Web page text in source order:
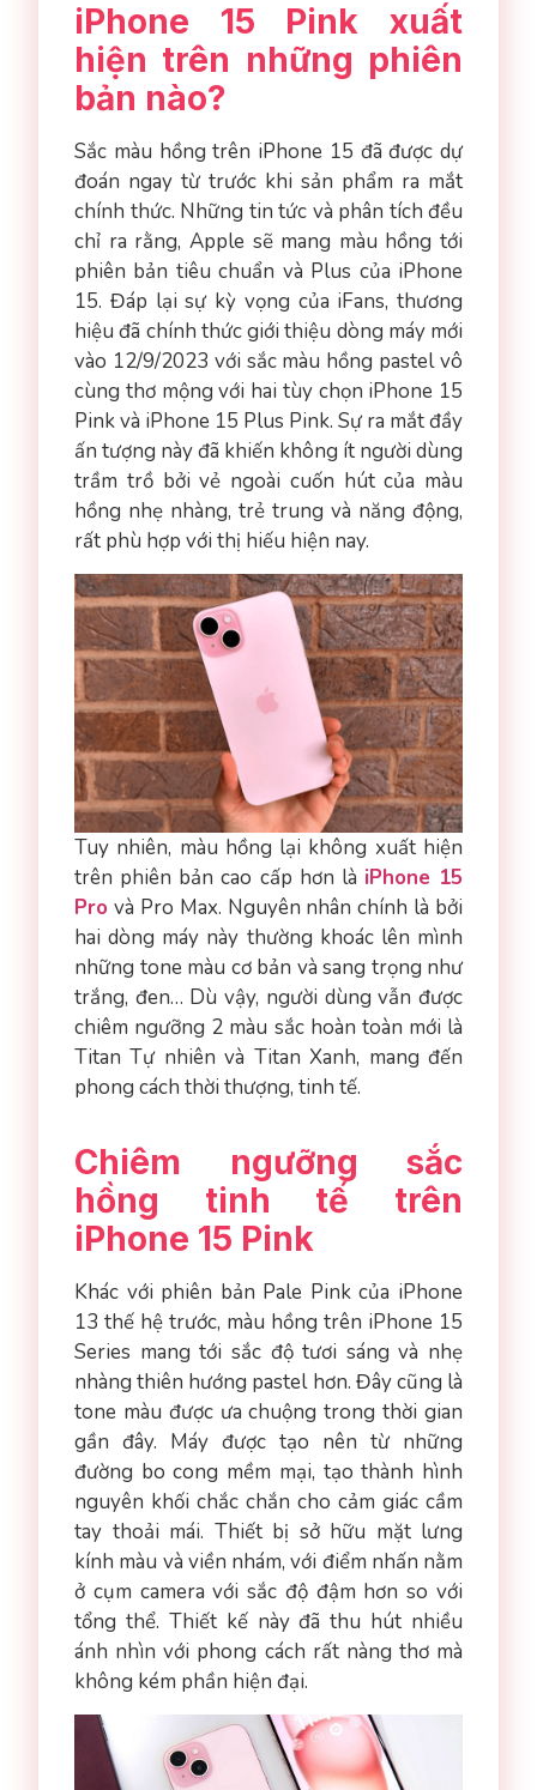
iPhone 15 Pink xuất
hiện trên những phiên
bản nào?
Sắc màu hồng trên iPhone 15 đã được dự
đoán ngay từ trước khi sản phẩm ra mắt
chính thức. Những tin tức và phân tích đều
chỉ ra rằng, Apple sẽ mang màu hồng tới
phiên bản tiêu chuẩn và Plus của iPhone
15. Đáp lại sự kỳ vọng của iFans, thương
hiệu đã chính thức giới thiệu dòng máy mới
vào 12/9/2023 với sắc màu hồng pastel vô
cùng thơ mộng với hai tùy chọn iPhone 15
Pink và iPhone 15 Plus Pink. Sự ra mắt đầy
ấn tượng này đã khiến không ít người dùng
trầm trồ bởi vẻ ngoài cuốn hút của màu
hồng nhẹ nhàng, trẻ trung và năng động,
rất phù hợp với thị hiếu hiện nay.
Tuy nhiên, màu hồng lại không xuất hiện
trên phiên bản cao cấp hơn là iPhone 15
Pro và Pro Max. Nguyên nhân chính là bởi
hai dòng máy này thường khoác lên mình
những tone màu cơ bản và sang trọng như
trắng, đen… Dù vậy, người dùng vẫn được
chiêm ngưỡng 2 màu sắc hoàn toàn mới là
Titan Tự nhiên và Titan Xanh, mang đến
phong cách thời thượng, tinh tế.
Chiêm ngưỡng sắc
hồng tinh tế trên
iPhone 15 Pink
Khác với phiên bản Pale Pink của iPhone
13 thế hệ trước, màu hồng trên iPhone 15
Series mang tới sắc độ tươi sáng và nhẹ
nhàng thiên hướng pastel hơn. Đây cũng là
tone màu được ưa chuộng trong thời gian
gần đây. Máy được tạo nên từ những
đường bo cong mềm mại, tạo thành hình
nguyên khối chắc chắn cho cảm giác cầm
tay thoải mái. Thiết bị sở hữu mặt lưng
kính màu và viền nhám, với điểm nhấn nằm
ở cụm camera với sắc độ đậm hơn so với
tổng thể. Thiết kế này đã thu hút nhiều
ánh nhìn với phong cách rất nàng thơ mà
không kém phần hiện đại.